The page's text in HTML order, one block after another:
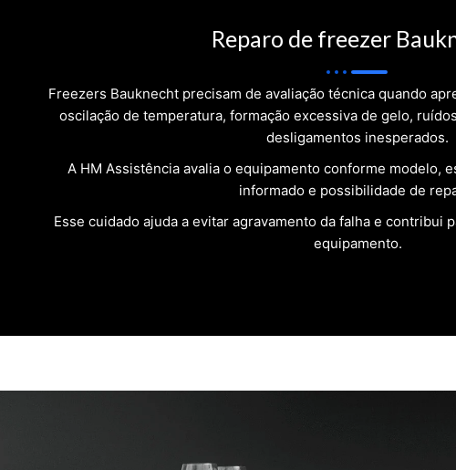
Reparo de freezer
Freezers Bauknecht precisam de avaliação técnica quando
oscilação de temperatura, formação excessiva de gelo,
desligamentos inesperados.
A HM Assistência avalia o equipamento conforme modelo,
informado e possibilidade de
Esse cuidado ajuda a evitar agravamento da falha e contribui
equipamento.